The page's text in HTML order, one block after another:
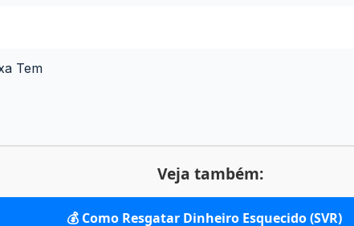
Tem
Veja também:
💰 Como Resgatar Dinheiro Esquecido (SVR)